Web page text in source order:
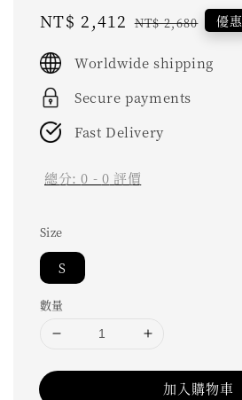
Sale
NT$ 2,412 Regular
NT$ 2,680 優惠
Worldwide shipping
Secure payments
Fast Delivery
總分:0 - 0 評價
Size
S
數量
加入購物車